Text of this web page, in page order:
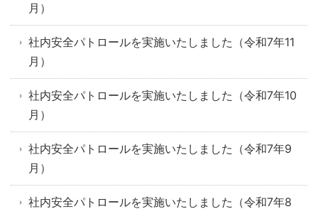
月）
社内安全パトロールを実施いたしました（令和7年11
月）
社内安全パトロールを実施いたしました（令和7年10
月）
社内安全パトロールを実施いたしました（令和7年9
月）
社内安全パトロールを実施いたしました（令和7年8